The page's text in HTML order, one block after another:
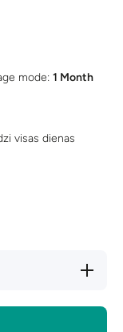
mode: 1 Month
visas dienas
Increase
quantity
Multifocal